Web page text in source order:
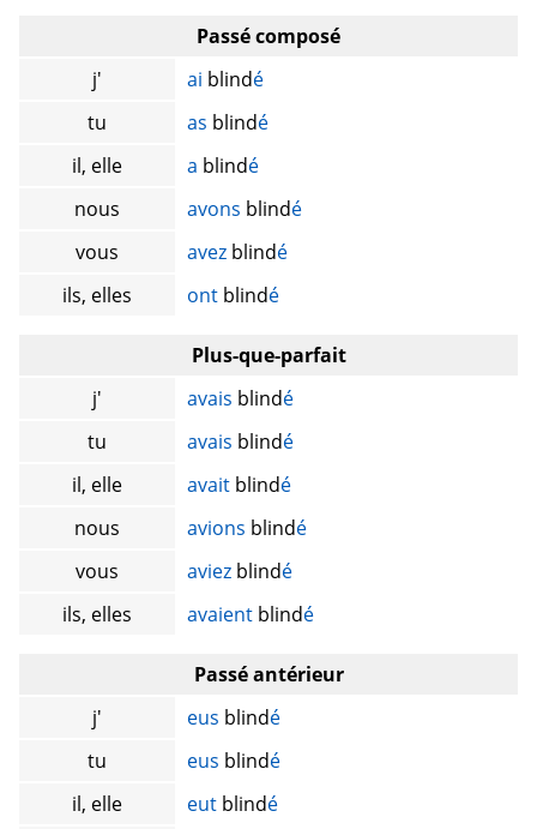
Passé composé
j'
ai blindé
tu
as blindé
il, elle
a blindé
nous
avons blindé
vous
avez blindé
ils, elles
ont blindé
Plus-que-parfait
j'
avais blindé
tu
avais blindé
il, elle
avait blindé
nous
avions blindé
vous
aviez blindé
ils, elles
avaient blindé
Passé antérieur
j'
eus blindé
tu
eus blindé
il, elle
eut blindé